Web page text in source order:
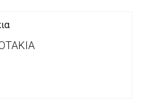
τραπεζικούς